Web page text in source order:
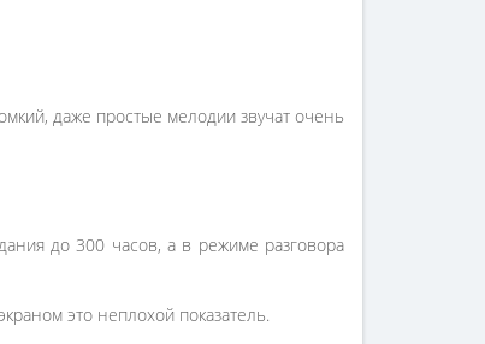
даже простые мелодии звучат очень
до 300 часов, а в режиме разговора
это неплохой показатель.